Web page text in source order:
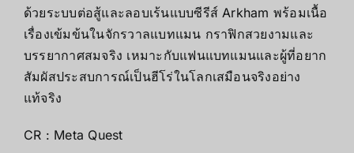
ด้วยระบบต่อสู้และลอบเร้นแบบซีรีส์ Arkham พร้อมเนื้อ
เรื่องเข้มข้นในจักรวาลแบทแมน กราฟิกสวยงามและ
บรรยากาศสมจริง เหมาะกับแฟนแบทแมนและผู้ที่อยาก
สัมผัสประสบการณ์เป็นฮีโร่ในโลกเสมือนจริงอย่าง
แท้จริง
CR : Meta Quest